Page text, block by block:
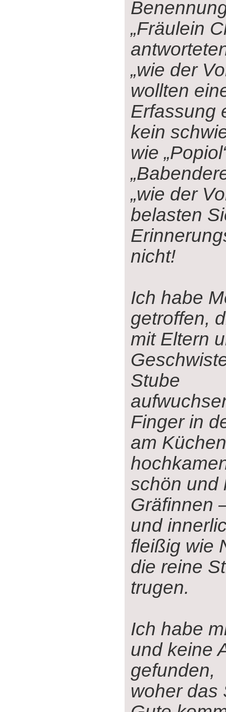
„Fräulein
„wie der
wollten
Erfassung
kein
wie
„wie der
belasten
nicht!
Ich habe
getroffen,
mit Eltern
Stube
Finger in
am
schön und
Gräfinnen
und
fleißig wie
die reine
trugen.
Ich habe
und keine
gefunden,
woher das